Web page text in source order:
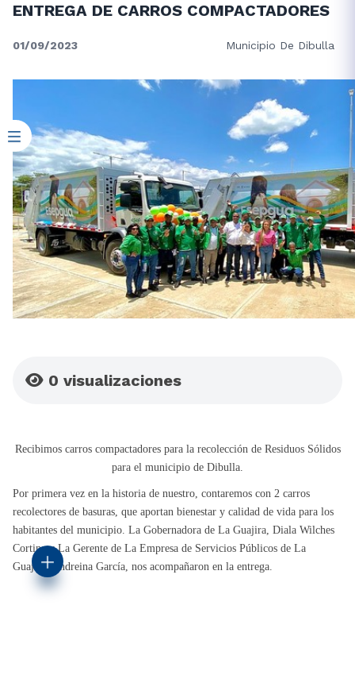
ENTREGA DE CARROS COMPACTADORES
01/09/2023 Municipio De Dibulla
0 visualizaciones
​Recibimos carros compactadores para la recolección de Residuos Sólidos
para el municipio de Dibulla.
Por primera vez en la historia de nuestro, contaremos con 2 carros
recolectores de basuras, que aportan bienestar y calidad de vida para los
habitantes del municipio. La Gobernadora de La Guajira, Diala Wilches
Cortina y La Gerente de La Empresa de Servicios Públicos de La
Guajira, Andreina García, nos acompañaron en la entrega.